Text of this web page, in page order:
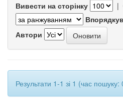
Вивести на сторінку |
Автори
Результати 1-1 зі 1 (час